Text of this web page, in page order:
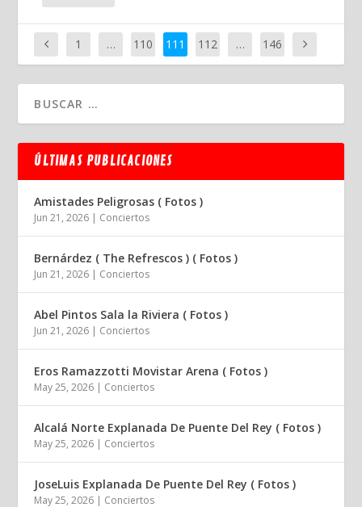
1 … 110 111 112 … 146
ÚLTIMAS PUBLICACIONES
Amistades Peligrosas ( Fotos )
Jun 21, 2026 | Conciertos
Bernárdez ( The Refrescos ) ( Fotos )
Jun 21, 2026 | Conciertos
Abel Pintos Sala la Riviera ( Fotos )
Jun 21, 2026 | Conciertos
Eros Ramazzotti Movistar Arena ( Fotos )
May 25, 2026 | Conciertos
Alcalá Norte Explanada De Puente Del Rey ( Fotos )
May 25, 2026 | Conciertos
JoseLuis Explanada De Puente Del Rey ( Fotos )
May 25, 2026 | Conciertos